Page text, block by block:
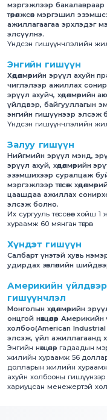
мэргэжлээр бакалавраар
төрөлжсөн мэргэшил
ажиллагаагаа эрхлэдэг
элсүүлнэ.
Үндсэн гишүүнчлэлийн
Энгийн гишүүн
Хөдөлмөрийн эрүүл ахуйн
чиглэлээр ажиллах
эрүүл ахуйч, хөдөлмөрийн
үйлдвэр, байгууллагын
энгийн гишүүнээр элсэж
Үндсэн гишүүнчлэлийн
Залуу гишүүн
Нийгмийн эрүүл мэнд,
эрүүл ахуй, хөдөлмөрийн
эзэмшихээр суралцаж
мэргэжлээр төгсөж
цаашдаа ажиллах
элсэж болно.
Их сургууль төгссөнөөс
хураамж 60 мянган төгрөг.
Хүндэт гишүүн
Салбарт үнэтэй хувь
удирдах зөвлөлийн
Америкийн
гишүүнчлэл
Монголын хөдөлмөрийн
онцгой нөхцөлөөр
холбоо(American
элсэж, үйл ажиллагаанд
Энгийн нөхцөлөөр гадаадын
жилийн хураамж 56 доллар
долларын жилийн хураамж
ахуйн холбооны
хариуцсан менежертэй